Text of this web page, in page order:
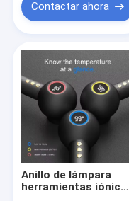
Contactar ahora
Anillo de lámpara
herramientas iónicas